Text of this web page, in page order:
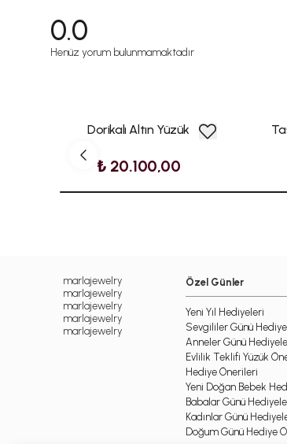
0.0
Henüz yorum bulunmamaktadır
Dorikalı Altın Yüzük
₺ 20.100,00
marlajewelry
marlajewelry
marlajewelry
marlajewelry
marlajewelry
Özel Günler
Yeni Yıl Hediyeleri
Sevgililer Günü
Anneler Günü
Evlilik Teklifi Yüzük
Hediye Önerileri
Yeni Doğan Bebek
Babalar Günü
Kadınlar Günü
Doğum Günü Hediye